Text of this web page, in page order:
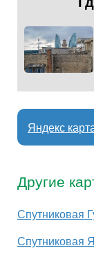
Яндекс
Другие
Спутниковая
Спутниковая